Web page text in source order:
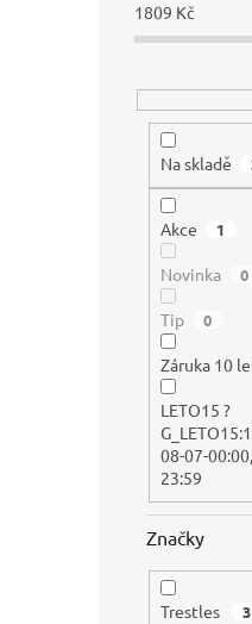
1809 Kč
Na skladě
Akce 1
Novinka 0
Tip 0
Záruka 10
LETO15 ?
08-07-
23:59
Značky
Trestles 3